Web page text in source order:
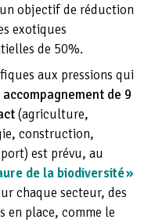
objectif de réduction
exotiques
de 50%.
aux pressions qui
accompagnement de 9
(agriculture,
construction,
est prévu, au
de la biodiversité »
chaque secteur, des
en place, comme le